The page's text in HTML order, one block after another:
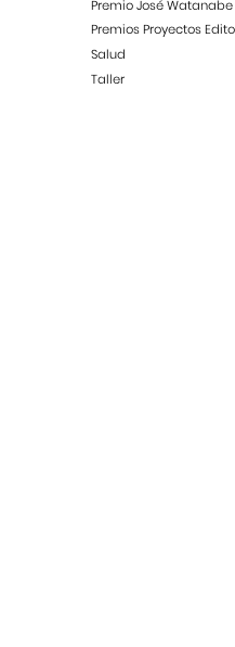
Premio José
Premios Proyectos
Salud
Taller